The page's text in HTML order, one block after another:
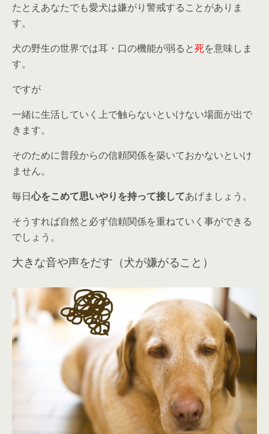
たとえあなたでも愛犬は嫌がり警戒することがありま
す。
犬の野生の世界では耳・口の機能が弱ると死を意味しま
す。
ですが
一緒に生活していく上で触らないといけない場面が出で
きます。
そのために普段からの信頼関係を築いておかないといけ
ません。
毎日心をこめて思いやりを持って接してあげましょう。
そうすれば自然と必ず信頼関係を重ねていく事ができる
でしょう。
大きな音や声をだす（犬が嫌がること）